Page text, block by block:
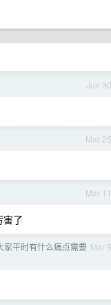
Jun 30
Mar 25
Mar 11
害了
Mar 5
家平时有什么痛点需要